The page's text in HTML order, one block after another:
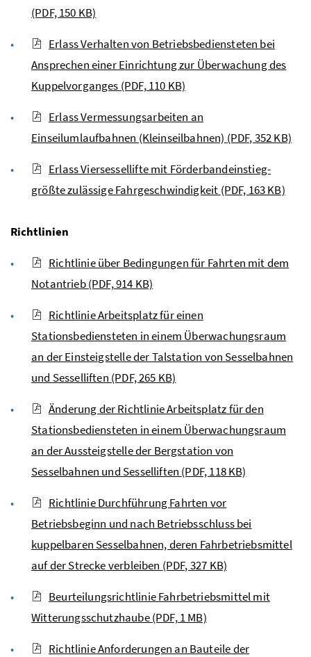
(PDF, 150 KB)
Erlass Verhalten von Betriebsbediensteten bei
Ansprechen einer Einrichtung zur Überwachung des
Kuppelvorganges (PDF, 110 KB)
Erlass Vermessungsarbeiten an
Einseilumlaufbahnen (Kleinseilbahnen) (PDF, 352 KB)
Erlass Viersessellifte mit Förderbandeinstieg-
größte zulässige Fahrgeschwindigkeit (PDF, 163 KB)
Richtlinien
Richtlinie über Bedingungen für Fahrten mit dem
Notantrieb(PDF, 914 KB)
Richtlinie Arbeitsplatz für einen
Stationsbediensteten in einem Überwachungsraum
an der Einsteigstelle der Talstation von Sesselbahnen
und Sesselliften (PDF, 265 KB)
Änderung der Richtlinie Arbeitsplatz für den
Stationsbediensteten in einem Überwachungsraum
an der Aussteigstelle der Bergstation von
Sesselbahnen und Sesselliften (PDF, 118 KB)
Richtlinie Durchführung Fahrten vor
Betriebsbeginn und nach Betriebsschluss bei
kuppelbaren Sesselbahnen, deren Fahrbetriebsmittel
auf der Strecke verbleiben (PDF, 327 KB)
Beurteilungsrichtlinie Fahrbetriebsmittel mit
Witterungsschutzhaube(PDF, 1 MB)
Richtlinie Anforderungen an Bauteile der